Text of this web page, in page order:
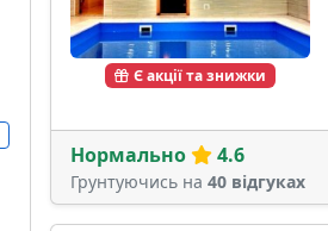
Є акції та знижки
Нормально 4.6
Грунтуючись на 40 відгуках